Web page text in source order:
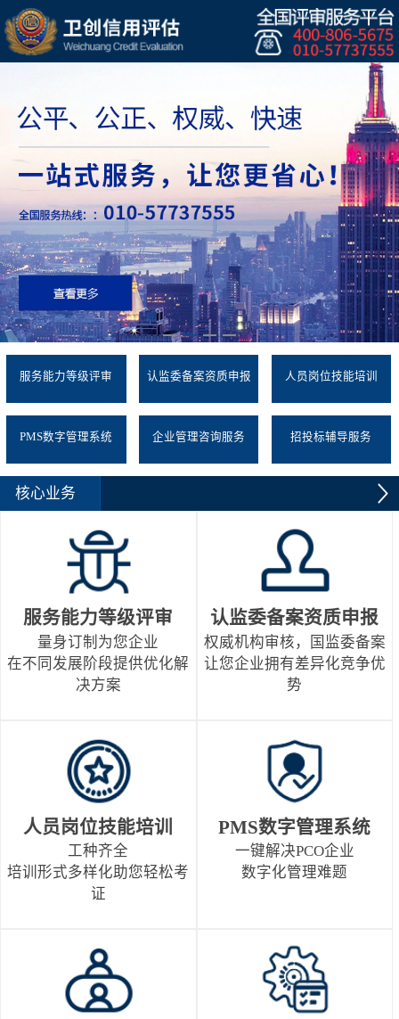
服务能力等级评审 认监委备案资质申报 人员岗位技能培训
PMS数字管理系统 企业管理咨询服务 招投标辅导服务
核心业务
服务能力等级评审
量身订制为您企业
在不同发展阶段提供优化解
决方案
认监委备案资质申报
权威机构审核，国监委备案
让您企业拥有差异化竞争优
势
人员岗位技能培训
工种齐全
培训形式多样化助您轻松考
证
PMS数字管理系统
一键解决PCO企业
数字化管理难题